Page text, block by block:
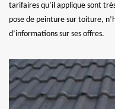
tarifaires qu’il applique sont
pose de peinture sur toiture,
d’informations sur ses offres.